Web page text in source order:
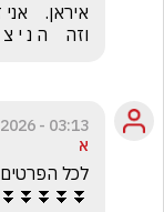
וזה    ה נ י
03:13 - 08.06.2026
א